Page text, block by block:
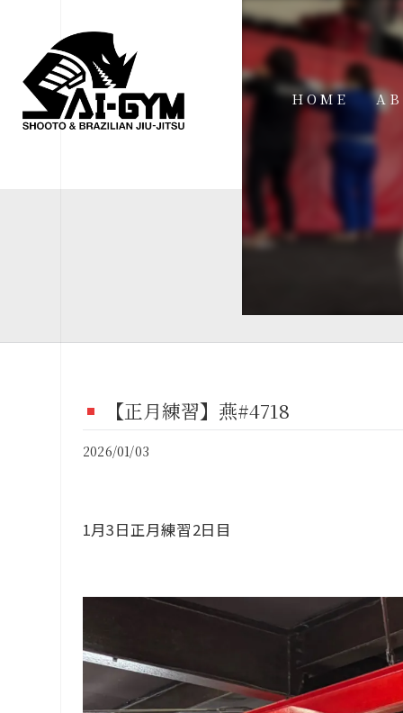
HOME
【正月練習】燕#4718
2026/01/03
1月3日正月練習2日目